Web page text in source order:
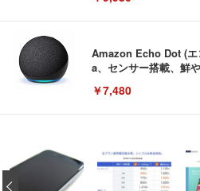
Amazon Echo Dot (エ
a、センサー搭載、鮮
￥7,480
[EdoErgo] オフィス
い 跳ね上げ式アーム
キング pc 事務椅子
EIZO ビジネス向け
EV3240X-WT | 31.5
イト
Amazonベーシック
回使い捨て 無香料 ホ